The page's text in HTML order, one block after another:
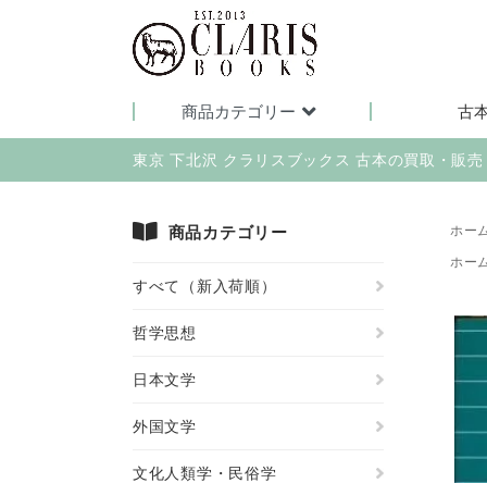
商品カテゴリー 古
東京 下北沢 クラリスブックス 古本の買取・販
ホー
ホー
商品カテゴリー
すべて（新入荷順）
哲学思想
日本文学
外国文学
文化人類学・民俗学